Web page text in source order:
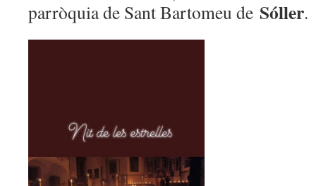
parròquia de Sant Bartomeu de Sóller.